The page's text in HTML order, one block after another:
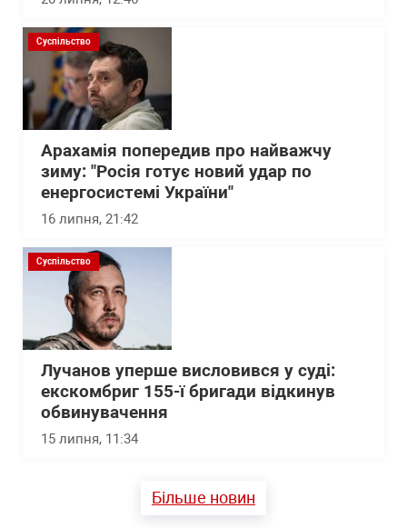
Суспільство
Арахамія попередив про найважчу
зиму: "Росія готує новий удар по
енергосистемі України"
16 липня, 21:42
Суспільство
Лучанов уперше висловився у суді:
екскомбриг 155-ї бригади відкинув
обвинувачення
15 липня, 11:34
Більше новин